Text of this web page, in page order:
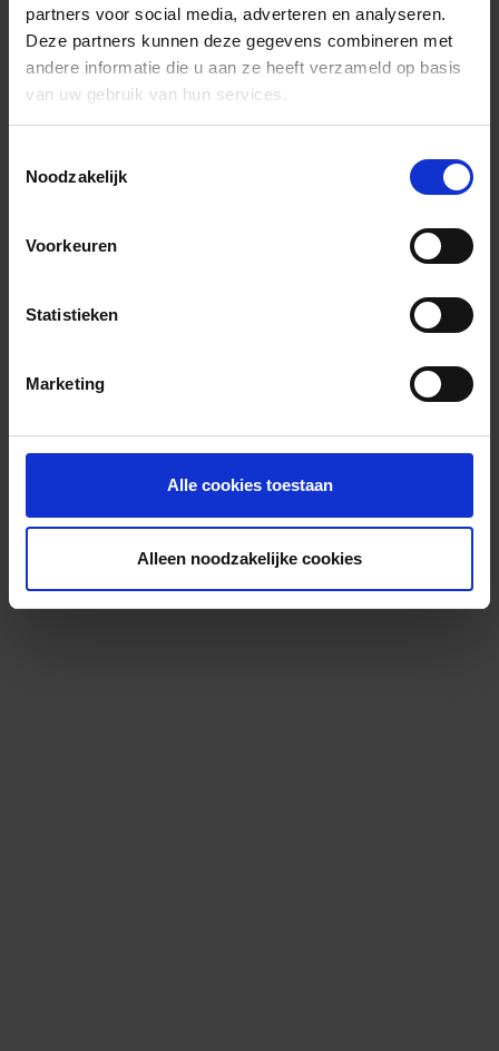
partners voor social media, adverteren en analyseren.
Deze partners kunnen deze gegevens combineren met
andere informatie die u aan ze heeft verzameld op basis
van uw gebruik van hun services.
Noodzakelijk
Voorkeuren
Statistieken
Marketing
Alle cookies toestaan
Alleen noodzakelijke cookies